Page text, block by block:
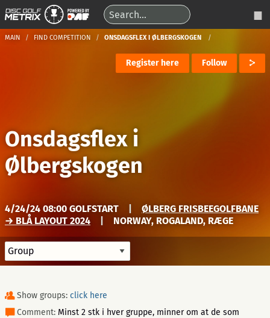
MAIN FIND COMPETITION ONSDAGSFLEX I ØLBERGSKOGEN
Register here Follow
Onsdagsflex i
Ølbergskogen
4/24/24 08:00 GOLFSTART
ØLBERG FRISBEEGOLFBANE
→ BLÅ LAYOUT 2024
NORWAY, ROGALAND, RÆGE
Show groups: click here
Comment: Minst 2 stk i hver gruppe, minner om at de som